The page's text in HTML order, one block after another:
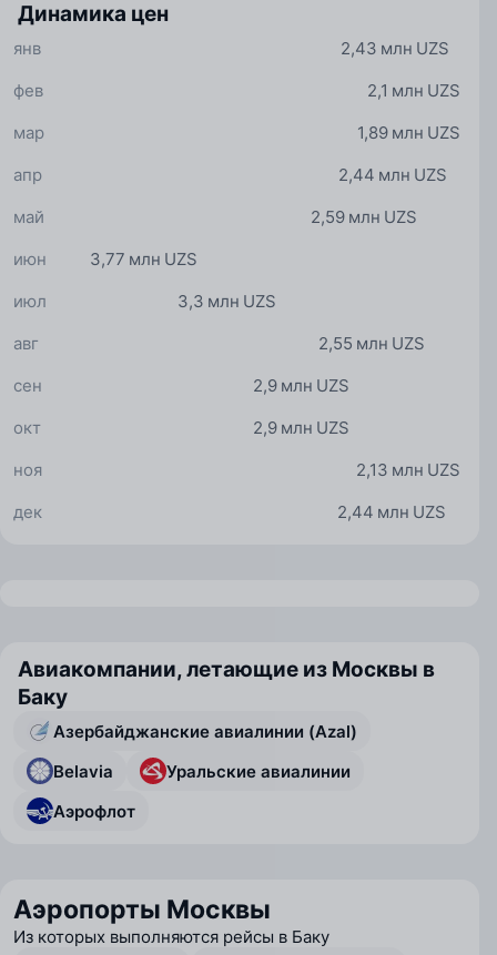
Динамика цен
2,43 млн UZS
янв
2,1 млн UZS
фев
1,89 млн UZS
мар
2,44 млн UZS
апр
2,59 млн UZS
май
3,77 млн UZS
июн
3,3 млн UZS
июл
2,55 млн UZS
авг
2,9 млн UZS
сен
2,9 млн UZS
окт
2,13 млн UZS
ноя
2,44 млн UZS
дек
Авиакомпании, летающие из Москвы в
Баку
Азербайджанские авиалинии (Azal)
Belavia
Уральские авиалинии
Аэрофлот
Аэропорты Москвы
Из которых выполняются рейсы в Баку